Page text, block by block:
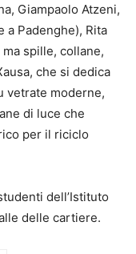
Giampaolo Atzeni,
a Padenghe), Rita
spille, collane,
che si dedica
vetrate moderne,
di luce che
per il riciclo
dell’Istituto
delle cartiere.